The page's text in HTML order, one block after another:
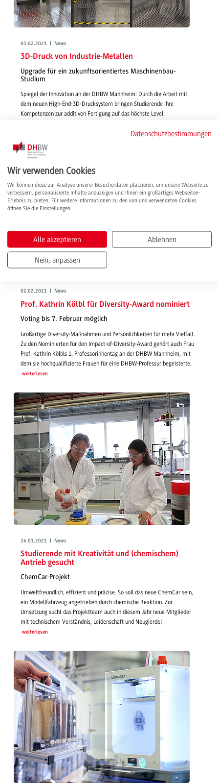
03.02.2021 | News
3D-Druck von Industrie-Metallen
Upgrade für ein zukunftsorientiertes Maschinenbau-
Studium
Spiegel der Innovation an der DHBW Mannheim: Durch die Arbeit mit
dem neuen High-End-3D-Drucksystem bringen Studierende ihre
Kompetenzen zur additiven Fertigung auf das höchste Level.
02.02.2021 | News
Prof. Kathrin Kölbl für Diversity-Award nominiert
Voting bis 7. Februar möglich
Großartige Diversity-Maßnahmen und Persönlichkeiten für mehr Vielfalt.
Zu den Nominierten für den Impact-of-Diversity-Award gehört auch Frau
Prof. Kathrin Kölbls 1. Professorinnentag an der DHBW Mannheim, mit
dem sie hochqualifizierte Frauen für eine DHBW-Professur begeisterte.
weiterlesen
26.01.2021 | News
Studierende mit Kreativität und (chemischem)
Antrieb gesucht
ChemCar-Projekt
Umweltfreundlich, effizient und präzise. So soll das neue ChemCar sein,
ein Modellfahrzeug angetrieben durch chemische Reaktion. Zur
Umsetzung sucht das Projektteam auch in diesem Jahr neue Mitglieder
mit technischem Verständnis, Leidenschaft und Neugierde!
weiterlesen
Datenschutzbestimmungen
Wir verwenden Cookies
Wir können diese zur Analyse unserer Besucherdaten platzieren, um unsere Webseite zu
verbessern, personalisierte Inhalte anzuzeigen und Ihnen ein großartiges Webseiten-
Erlebnis zu bieten. Für weitere Informationen zu den von uns verwendeten Cookies
öffnen Sie die Einstellungen.
Alle akzeptieren Ablehnen
Nein, anpassen